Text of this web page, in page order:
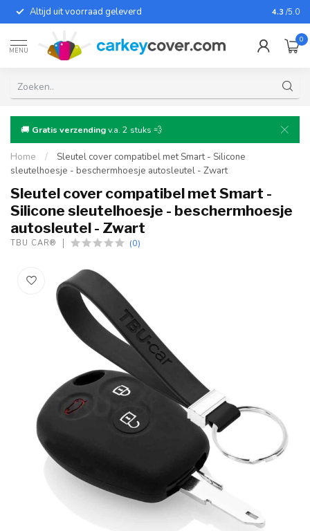
Altijd uit voorraad geleverd Voor
4.3 /5.0
MENU
0
🚚 Gratis verzendingv.a. 2 stuks 💨
Home /
Sleutel cover compatibel met Smart - Silicone
sleutelhoesje - beschermhoesje autosleutel - Zwart
Sleutel cover compatibel met Smart -
Silicone sleutelhoesje - beschermhoesje
autosleutel - Zwart
TBU CAR® (0)